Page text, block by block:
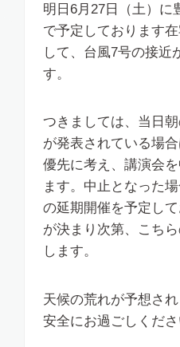
明日6月27日（土）に
で予定しております
して、台風7号の接近
す。
つきましては、当日
が発表されている場
優先に考え、講演会
ます。中止となった
の延期開催を予定し
が決まり次第、こち
します。
天候の荒れが予想さ
安全にお過ごしくださ